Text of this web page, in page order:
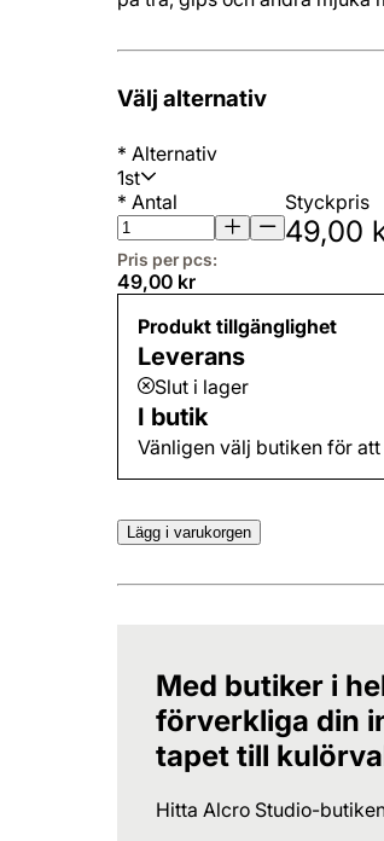
Välj alternativ
* Alternativ
1st
* Antal Styckpris
49,00
Pris per pcs:
49,00 kr
Produkt tillgänglighet
Leverans
Slut i lager
I butik
Vänligen välj butiken för
Lägg i varukorgen
Med butiker i
förverkliga din
tapet till
Hitta Alcro Studio-